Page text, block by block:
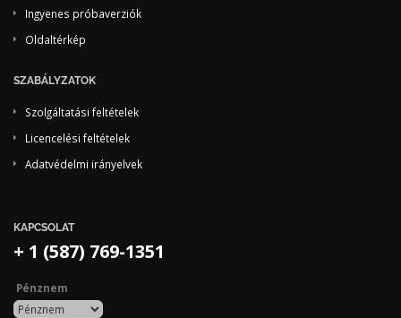
Ingyenes próbaverziók
Oldaltérkép
SZABÁLYZATOK
Szolgáltatási feltételek
Licencelési feltételek
Adatvédelmi irányelvek
KAPCSOLAT
+ 1 (587) 769-1351
Pénznem